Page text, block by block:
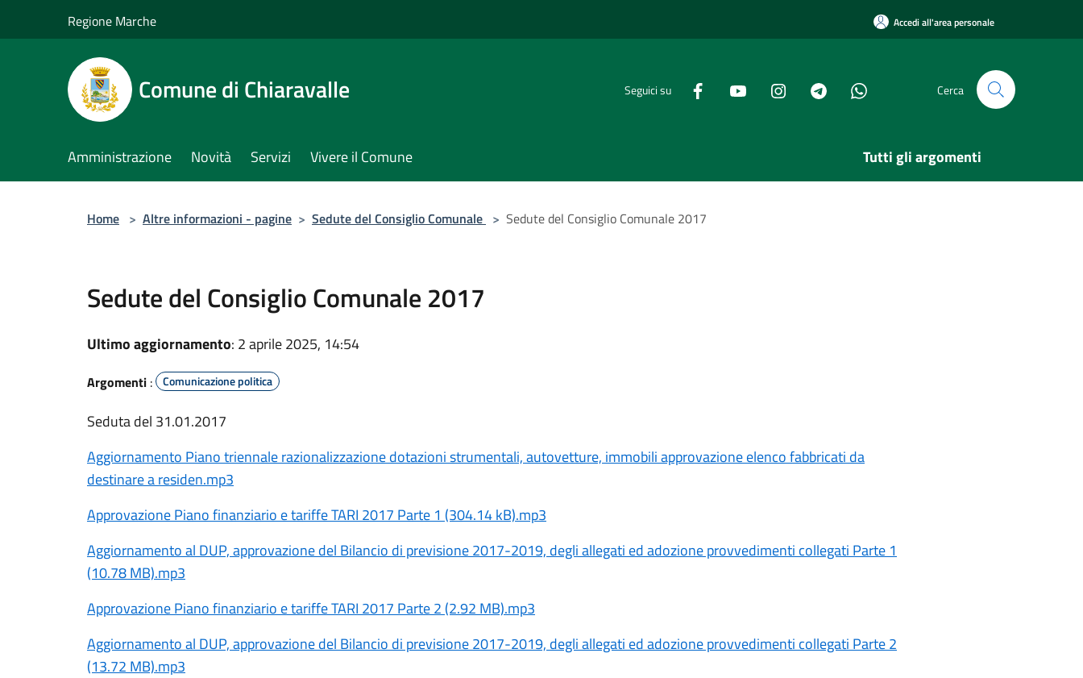
Regione Marche Accedi all'area personale
Comune di Chiaravalle Seguici su Cerca
Amministrazione Novità Servizi Vivere il Comune Tutti gli argomenti
Home > Altre informazioni - pagine > Sedute del Consiglio Comunale > Sedute del Consiglio Comunale 2017
Sedute del Consiglio Comunale 2017
Ultimo aggiornamento: 2 aprile 2025, 14:54
Argomenti : Comunicazione politica
Seduta del 31.01.2017
Aggiornamento Piano triennale razionalizzazione dotazioni strumentali, autovetture, immobili approvazione elenco fabbricati da
destinare a residen.mp3
Approvazione Piano finanziario e tariffe TARI 2017 Parte 1 (304.14 kB).mp3
Aggiornamento al DUP, approvazione del Bilancio di previsione 2017-2019, degli allegati ed adozione provvedimenti collegati Parte 1
(10.78 MB).mp3
Approvazione Piano finanziario e tariffe TARI 2017 Parte 2 (2.92 MB).mp3
Aggiornamento al DUP, approvazione del Bilancio di previsione 2017-2019, degli allegati ed adozione provvedimenti collegati Parte 2
(13.72 MB).mp3